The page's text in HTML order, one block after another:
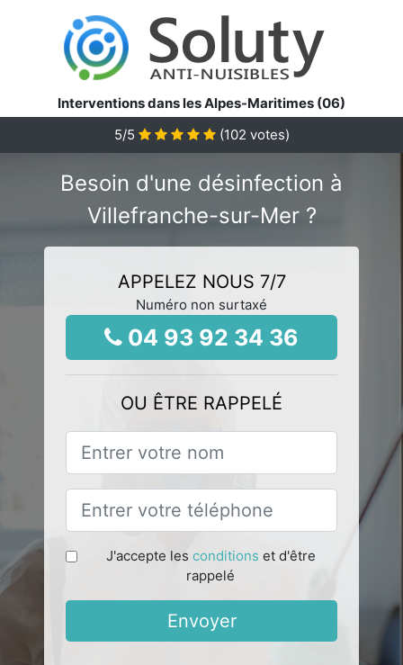
Interventions dans les Alpes-Maritimes (06)
5/5 (102 votes)
Besoin d'une désinfection à
Villefranche-sur-Mer ?
APPELEZ NOUS 7/7
Numéro non surtaxé
04 93 92 34 36
OU ÊTRE RAPPELÉ
J'accepte les conditions et d'être
rappelé
Envoyer